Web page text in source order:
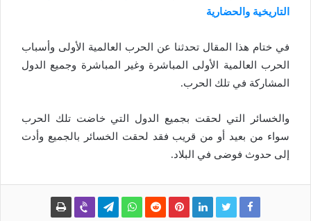
التاريخية والحضارية
في ختام هذا المقال تحدثنا عن الحرب العالمية الأولى وأسباب
الحرب العالمية الأولى المباشرة وغير المباشرة وجميع الدول
المشاركة في تلك الحرب.
والخسائر التي لحقت بجميع الدول التي خاضت تلك الحرب
سواء من بعيد أو من قريب فقد لحقت الخسائر بالجميع وأدت
إلى حدوث فوضى في البلاد.